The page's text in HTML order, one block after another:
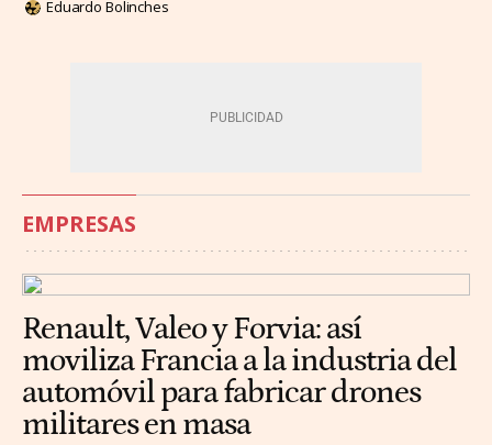
Eduardo Bolinches
EMPRESAS
Renault, Valeo y Forvia: así
moviliza Francia a la industria del
automóvil para fabricar drones
militares en masa